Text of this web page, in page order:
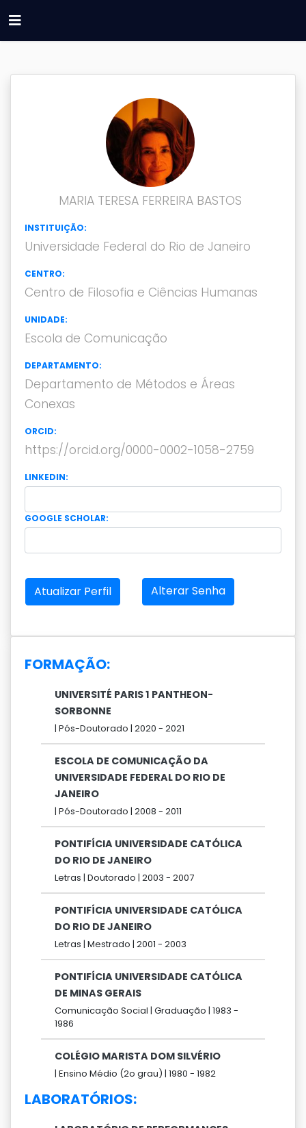
MARIA TERESA FERREIRA BASTOS
INSTITUIÇÃO:
Universidade Federal do Rio de Janeiro
CENTRO:
Centro de Filosofia e Ciências Humanas
UNIDADE:
Escola de Comunicação
DEPARTAMENTO:
Departamento de Métodos e Áreas
Conexas
ORCID:
https://orcid.org/0000-0002-1058-2759
LINKEDIN:
GOOGLE SCHOLAR:
Atualizar Perfil Alterar Senha
FORMAÇÃO:
UNIVERSITÉ PARIS 1 PANTHEON-
SORBONNE
| Pós-Doutorado | 2020 - 2021
ESCOLA DE COMUNICAÇÃO DA
UNIVERSIDADE FEDERAL DO RIO DE
JANEIRO
| Pós-Doutorado | 2008 - 2011
PONTIFÍCIA UNIVERSIDADE CATÓLICA
DO RIO DE JANEIRO
Letras | Doutorado | 2003 - 2007
PONTIFÍCIA UNIVERSIDADE CATÓLICA
DO RIO DE JANEIRO
Letras | Mestrado | 2001 - 2003
PONTIFÍCIA UNIVERSIDADE CATÓLICA
DE MINAS GERAIS
Comunicação Social | Graduação | 1983 -
1986
COLÉGIO MARISTA DOM SILVÉRIO
| Ensino Médio (2o grau) | 1980 - 1982
LABORATÓRIOS: